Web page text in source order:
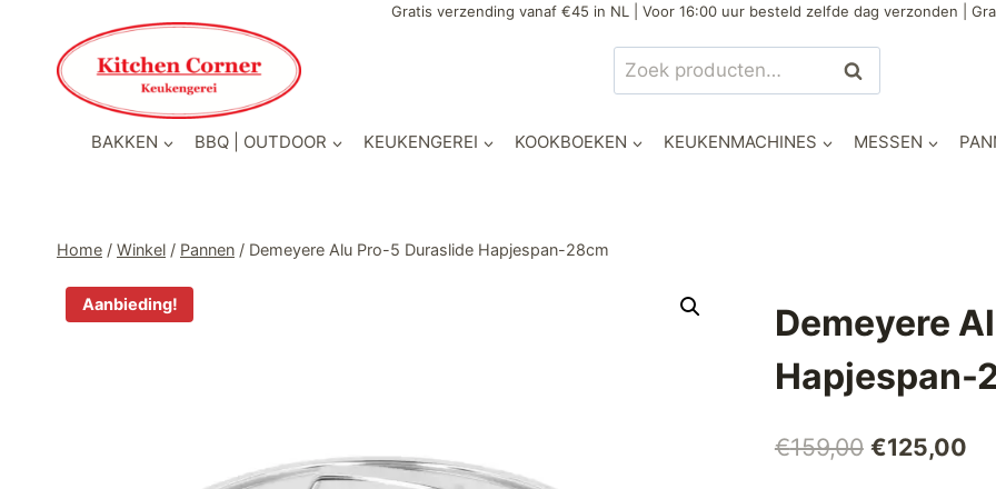
inhoud
Gratis verzending vanaf €45 in NL | Voor 16:00 uur besteld zelfde dag verzonden |
Zoeken
naar:
Zoeken
BAKKEN BBQ | OUTDOOR KEUKENGEREI KOOKBOEKEN KEUKENMACHINES MESSEN
Home / Winkel / Pannen / Demeyere Alu Pro-5 Duraslide Hapjespan-28cm
Aanbieding!
Demeyere
Hapjespan-
€159,00 €125,00